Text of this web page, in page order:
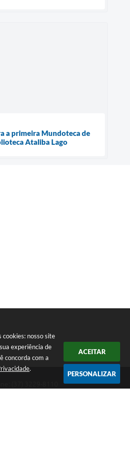
cookies: nosso site
experiência de
concorda com a
.
ACEITAR
PERSONALIZAR
a primeira Mundoteca de
Ataliba Lago